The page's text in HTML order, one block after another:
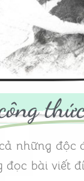
những độc
bài viết